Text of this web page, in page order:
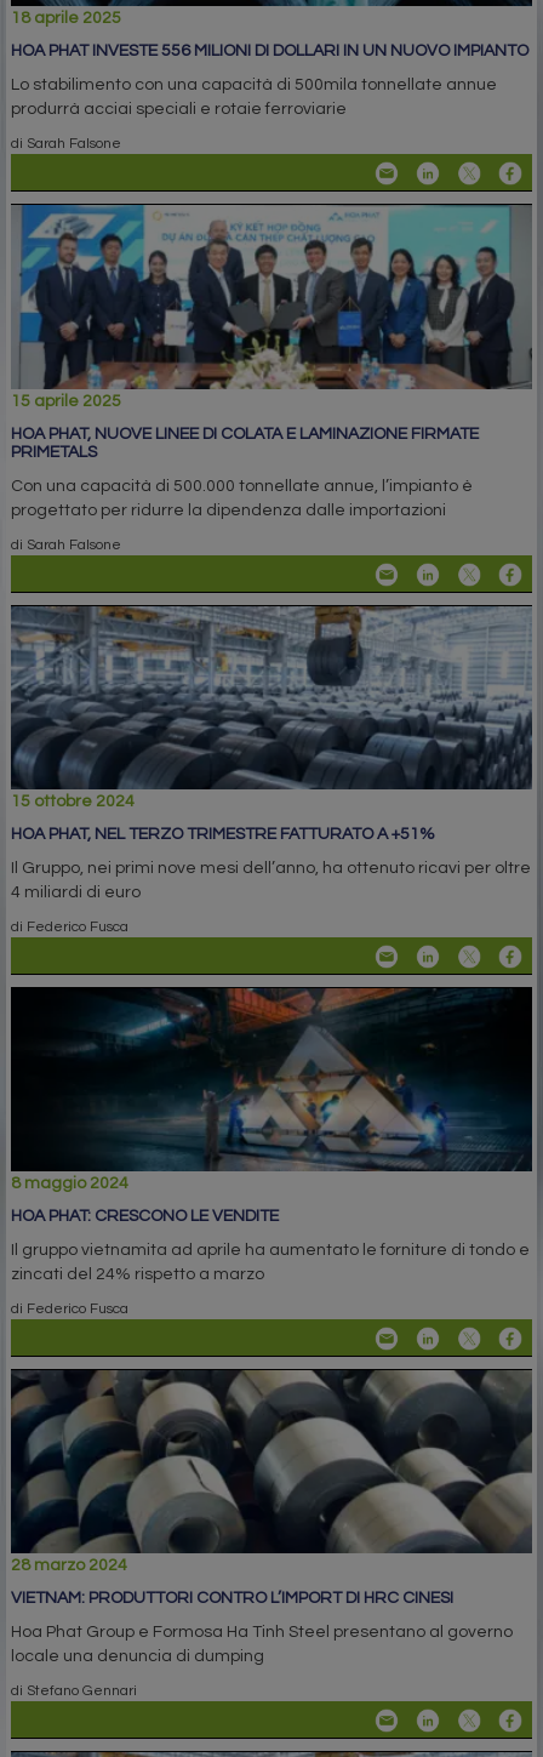
18 aprile 2025
HOA PHAT INVESTE 556 MILIONI DI DOLLARI IN UN NUOVO IMPIANTO
Lo stabilimento con una capacità di 500mila tonnellate annue
produrrà acciai speciali e rotaie ferroviarie
di Sarah Falsone
15 aprile 2025
HOA PHAT, NUOVE LINEE DI COLATA E LAMINAZIONE FIRMATE
PRIMETALS
Con una capacità di 500.000 tonnellate annue, l’impianto è
progettato per ridurre la dipendenza dalle importazioni
di Sarah Falsone
15 ottobre 2024
HOA PHAT, NEL TERZO TRIMESTRE FATTURATO A +51%
Il Gruppo, nei primi nove mesi dell’anno, ha ottenuto ricavi per oltre
4 miliardi di euro
di Federico Fusca
8 maggio 2024
HOA PHAT: CRESCONO LE VENDITE
Il gruppo vietnamita ad aprile ha aumentato le forniture di tondo e
zincati del 24% rispetto a marzo
di Federico Fusca
28 marzo 2024
VIETNAM: PRODUTTORI CONTRO L’IMPORT DI HRC CINESI
Hoa Phat Group e Formosa Ha Tinh Steel presentano al governo
locale una denuncia di dumping
di Stefano Gennari